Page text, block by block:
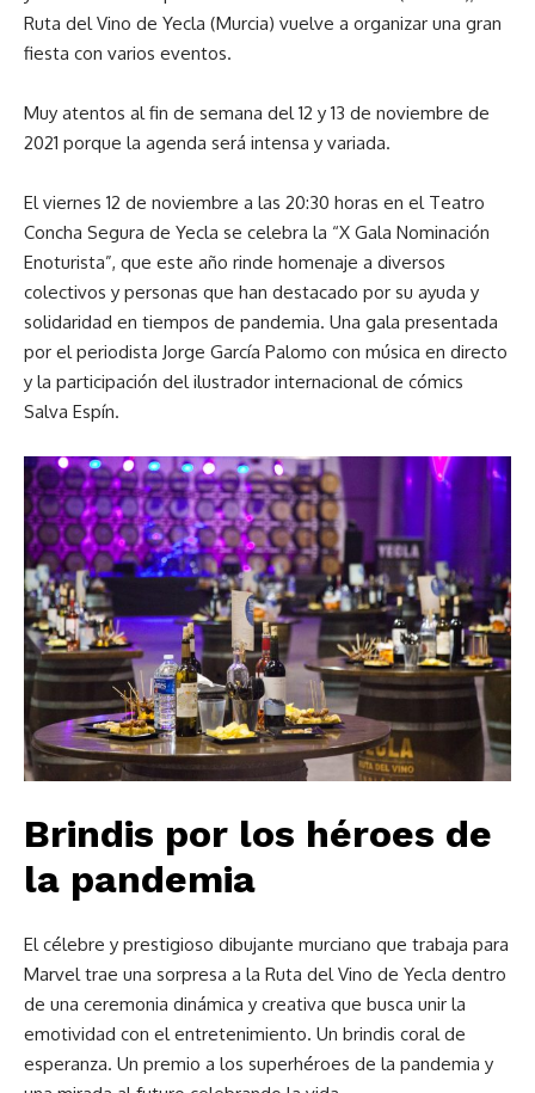
Ruta del Vino de Yecla (Murcia) vuelve a organizar una gran
fiesta con varios eventos.
Muy atentos al fin de semana del 12 y 13 de noviembre de
2021 porque la agenda será intensa y variada.
El viernes 12 de noviembre a las 20:30 horas en el Teatro
Concha Segura de Yecla se celebra la “X Gala Nominación
Enoturista”, que este año rinde homenaje a diversos
colectivos y personas que han destacado por su ayuda y
solidaridad en tiempos de pandemia. Una gala presentada
por el periodista Jorge García Palomo con música en directo
y la participación del ilustrador internacional de cómics
Salva Espín.
Brindis por los héroes de
la pandemia
El célebre y prestigioso dibujante murciano que trabaja para
Marvel trae una sorpresa a la Ruta del Vino de Yecla dentro
de una ceremonia dinámica y creativa que busca unir la
emotividad con el entretenimiento. Un brindis coral de
esperanza. Un premio a los superhéroes de la pandemia y